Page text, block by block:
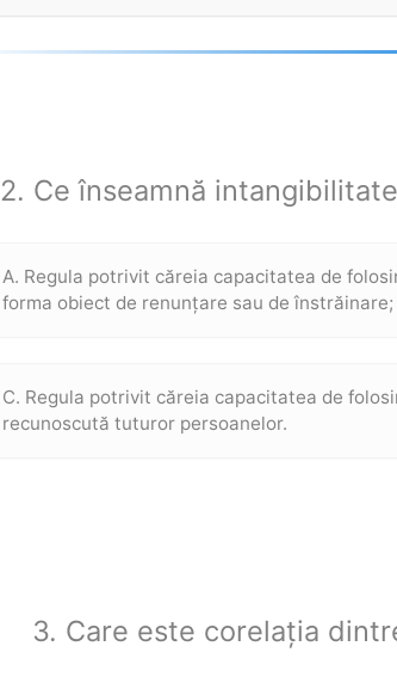
2. Ce înseamnă
A. Regula potrivit căreia capacitatea de
forma obiect de renunțare sau de înstrăinare;
C. Regula potrivit căreia capacitatea de
recunoscută tuturor persoanelor.
3. Care este corelația